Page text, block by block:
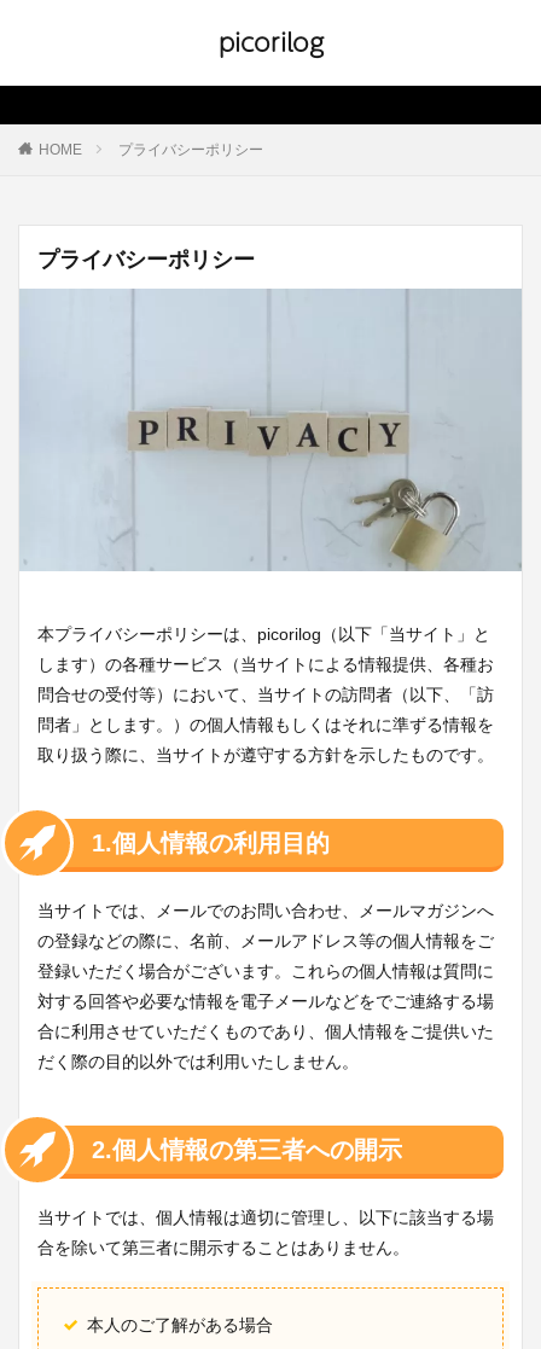
picorilog
HOME プライバシーポリシー
プライバシーポリシー
本プライバシーポリシーは、picorilog（以下「当サイト」と
します）の各種サービス（当サイトによる情報提供、各種お
問合せの受付等）において、当サイトの訪問者（以下、「訪
問者」とします。）の個人情報もしくはそれに準ずる情報を
取り扱う際に、当サイトが遵守する方針を示したものです。
1.個人情報の利用目的
当サイトでは、メールでのお問い合わせ、メールマガジンへ
の登録などの際に、名前、メールアドレス等の個人情報をご
登録いただく場合がございます。これらの個人情報は質問に
対する回答や必要な情報を電子メールなどをでご連絡する場
合に利用させていただくものであり、個人情報をご提供いた
だく際の目的以外では利用いたしません。
2.個人情報の第三者への開示
当サイトでは、個人情報は適切に管理し、以下に該当する場
合を除いて第三者に開示することはありません。
本人のご了解がある場合